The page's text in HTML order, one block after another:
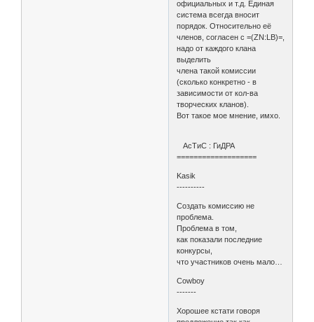
официальных и т.д. Единая
система всегда вносит
порядок. Относительно её
членов, согласен с =(ZN:LB)=,
надо от каждого клана
выделить
члена такой комиссии
(сколько конкретно - в
зависимости от кол-ва
творческих кланов).
Вот такое мое мнение, имхо.
АсТиС : ГиДРА
===================
Kasik
----------
Создать комиссию не
проблема.
Проблема в том,
как показали последние
конкурсы,
что участников очень мало…
Cowboy
-------
Хорошее кстати говоря